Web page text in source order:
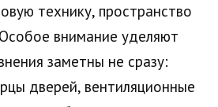
технику, пространство
внимание уделяют
заметны не сразу:
дверей, вентиляционные